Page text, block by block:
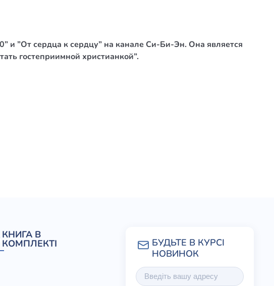
и ”От сердца к сердцу” на канале Си-Би-Эн. Она является
гостеприимной христианкой”.
КНИГА В
КОМПЛЕКТІ